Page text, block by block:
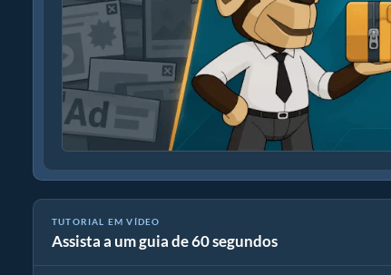
TUTORIAL EM VÍDEO
Assista a um guia de 60 segundos
Como converter arquivos compactados usando ezyZip